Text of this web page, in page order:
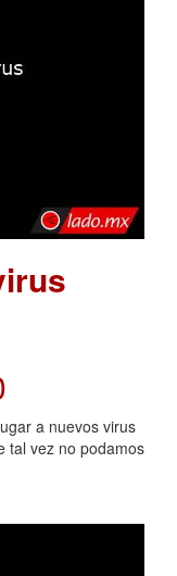
a nuevos virus
tal vez no podamos